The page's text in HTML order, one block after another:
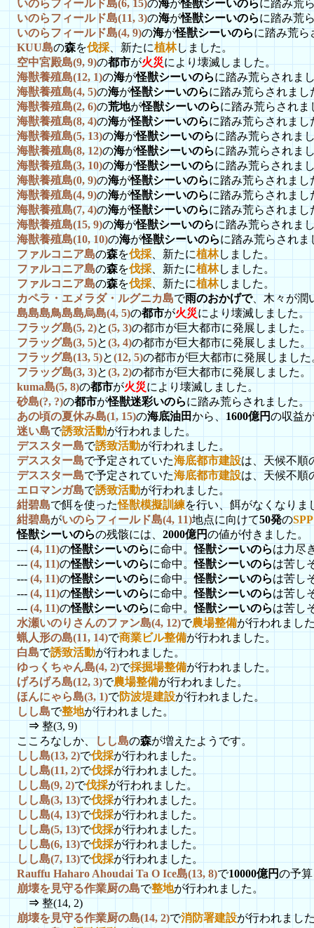
いのらフィールド島(6, 15)の海が怪獣シーいのらに踏み荒
いのらフィールド島(11, 3)の海が怪獣シーいのらに踏み荒
いのらフィールド島(4, 9)の海が怪獣シーいのらに踏み荒ら
KUU島の森を伐採、新たに植林しました。
空中宮殿島(9, 9)の都市が火災により壊滅しました。
海獣養殖島(12, 1)の海が怪獣シーいのらに踏み荒らされま
海獣養殖島(4, 5)の海が怪獣シーいのらに踏み荒らされまし
海獣養殖島(2, 6)の荒地が怪獣シーいのらに踏み荒らされま
海獣養殖島(8, 4)の海が怪獣シーいのらに踏み荒らされまし
海獣養殖島(5, 13)の海が怪獣シーいのらに踏み荒らされま
海獣養殖島(8, 12)の海が怪獣シーいのらに踏み荒らされま
海獣養殖島(3, 10)の海が怪獣シーいのらに踏み荒らされま
海獣養殖島(0, 9)の海が怪獣シーいのらに踏み荒らされまし
海獣養殖島(4, 9)の海が怪獣シーいのらに踏み荒らされまし
海獣養殖島(7, 4)の海が怪獣シーいのらに踏み荒らされまし
海獣養殖島(15, 9)の海が怪獣シーいのらに踏み荒らされま
海獣養殖島(10, 10)の海が怪獣シーいのらに踏み荒らされま
ファルコニア島の森を伐採 、新たに植林しました。
ファルコニア島の森を伐採 、新たに植林しました。
ファルコニア島の森を伐採 、新たに植林しました。
カペラ・エメラダ・ルグニカ島で雨のおかげで、木々が潤
島島島鳥島島烏島(4, 5)の都市が火災により壊滅しました。
フラッグ島(5, 2)と(5, 3)の都市が巨大都市に発展しました。
フラッグ島(3, 5)と(3, 4)の都市が巨大都市に発展しました。
フラッグ島(13, 5)と(12, 5)の都市が巨大都市に発展しました
フラッグ島(3, 3)と(3, 2)の都市が巨大都市に発展しました。
kuma島(5, 8)の都市が火災により壊滅しました。
砂島(?, ?)の都市が怪獣迷彩いのらに踏み荒らされました。
あの頃の夏休み島(1, 15)の海底油田から、1600億円の収益
迷い島で誘致活動が行われました。
デススター島で誘致活動が行われました。
デススター島で予定されていた海底都市建設は、天候不順
デススター島で予定されていた海底都市建設は、天候不順
エロマンガ島で誘致活動が行われました。
紺碧島で餌を使った怪獣模擬訓練を行い、餌がなくなりま
紺碧島がいのらフィールド島(4, 11)地点に向けて50発の
怪獣シーいのらの残骸には、 2000億円の値が付きました。
--- (4, 11)の怪獣シーいのらに命中。怪獣シーいのらは力尽
---(4, 11)の怪獣シーいのらに命中。怪獣シーいのらは苦し
---(4, 11)の怪獣シーいのらに命中。怪獣シーいのらは苦し
---(4, 11)の怪獣シーいのらに命中。怪獣シーいのらは苦し
--- (4, 11)の怪獣シーいのらに命中。怪獣シーいのらは苦し
水瀬いのりさんのファン島(4, 12)で農場整備が行われまし
蝋人形の島(11, 14)で商業ビル整備が行われました。
白島で誘致活動が行われました。
ゆっくちゃん島(4, 2)で採掘場整備が行われました。
げろげろ島(12, 3)で農場整備が行われました。
ほんにゃら島(3, 1)で防波堤建設が行われました。
しし島で整地が行われました。
⇒ 整(3, 9)
こころなしか、しし島の森が増えたようです。
しし島(13, 2)で伐採が行われました。
しし島(11, 2)で伐採が行われました。
しし島(9, 2)で伐採が行われました。
しし島(3, 13)で伐採が行われました。
しし島(4, 13)で伐採が行われました。
しし島(5, 13)で伐採が行われました。
しし島(6, 13)で伐採が行われました。
しし島(7, 13)で伐採が行われました。
Rauffu Haharo Ahoudai Ta O Ice島(13, 8)で10000億円の予
崩壊を見守る作業厨の島で整地が行われました。
⇒ 整(14, 2)
崩壊を見守る作業厨の島(14, 2)で消防署建設が行われまし